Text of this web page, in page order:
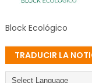
Block Ecológico
TRADUCIR LA